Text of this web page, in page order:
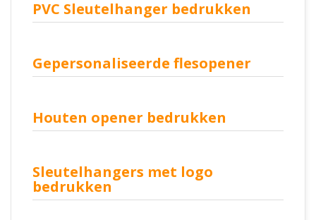
PVC Sleutelhanger bedrukken
Gepersonaliseerde flesopener
Houten opener bedrukken
Sleutelhangers met logo
bedrukken